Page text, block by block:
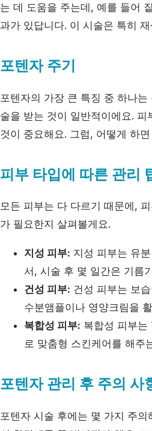
는 데 도움을 주는데, 예를 들어
과가 있답니다. 이 시술은 특히
포텐자 주기
포텐자의 가장 큰 특징 중 하나
술을 받는 것이 일반적이에요.
것이 중요해요. 그럼, 어떻게 하
피부 타입에 따른 관리
모든 피부는 다 다르기 때문에,
가 필요한지 살펴볼게요.
지성 피부: 지성 피부는 유
서, 시술 후 몇 일간은 기름
건성 피부: 건성 피부는 보
수분앰플이나 영양크림을
복합성 피부: 복합성 피부는
로 맞춤형 스킨케어를 해주
포텐자 관리 후 주의 사
포텐자 시술 후에는 몇 가지 주